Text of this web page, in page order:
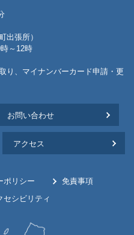
出張所）
～12時
り、マイナンバーカード申請・更
お問い合わせ
アクセス
ポリシー
免責事項
セシビリティ